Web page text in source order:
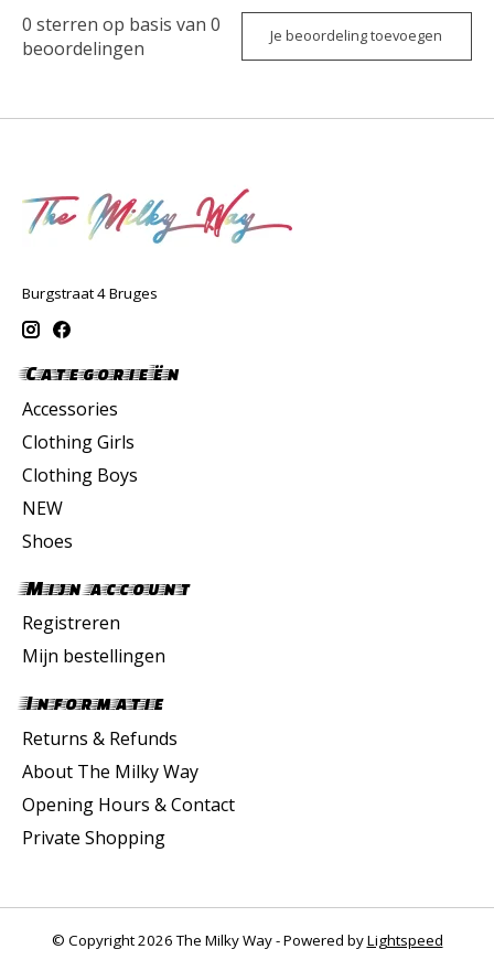
0 sterren op basis van 0
beoordelingen
Je beoordeling toevoegen
Burgstraat 4 Bruges
Categorieën
Accessories
Clothing Girls
Clothing Boys
NEW
Shoes
Mijn account
Registreren
Mijn bestellingen
Informatie
Returns & Refunds
About The Milky Way
Opening Hours & Contact
Private Shopping
© Copyright 2026 The Milky Way - Powered byLightspeed